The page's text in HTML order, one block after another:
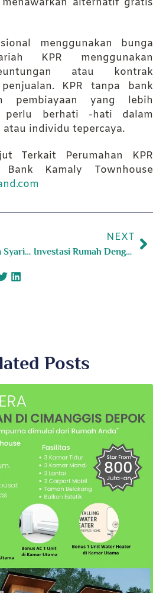
menggunakan bunga
KPR menggunakan
atau kontrak
KPR tanpa bank
pembiayaan yang lebih
berhati -hati dalam
individu tepercaya.
Terkait Perumahan KPR
Kamaly Townhouse
Investasi Hunian Syariah di Cimanggis Depok
NEXT
Investasi Rumah Dengan Konsep Modern Mediteranian di Cimanggis Depok
Posts